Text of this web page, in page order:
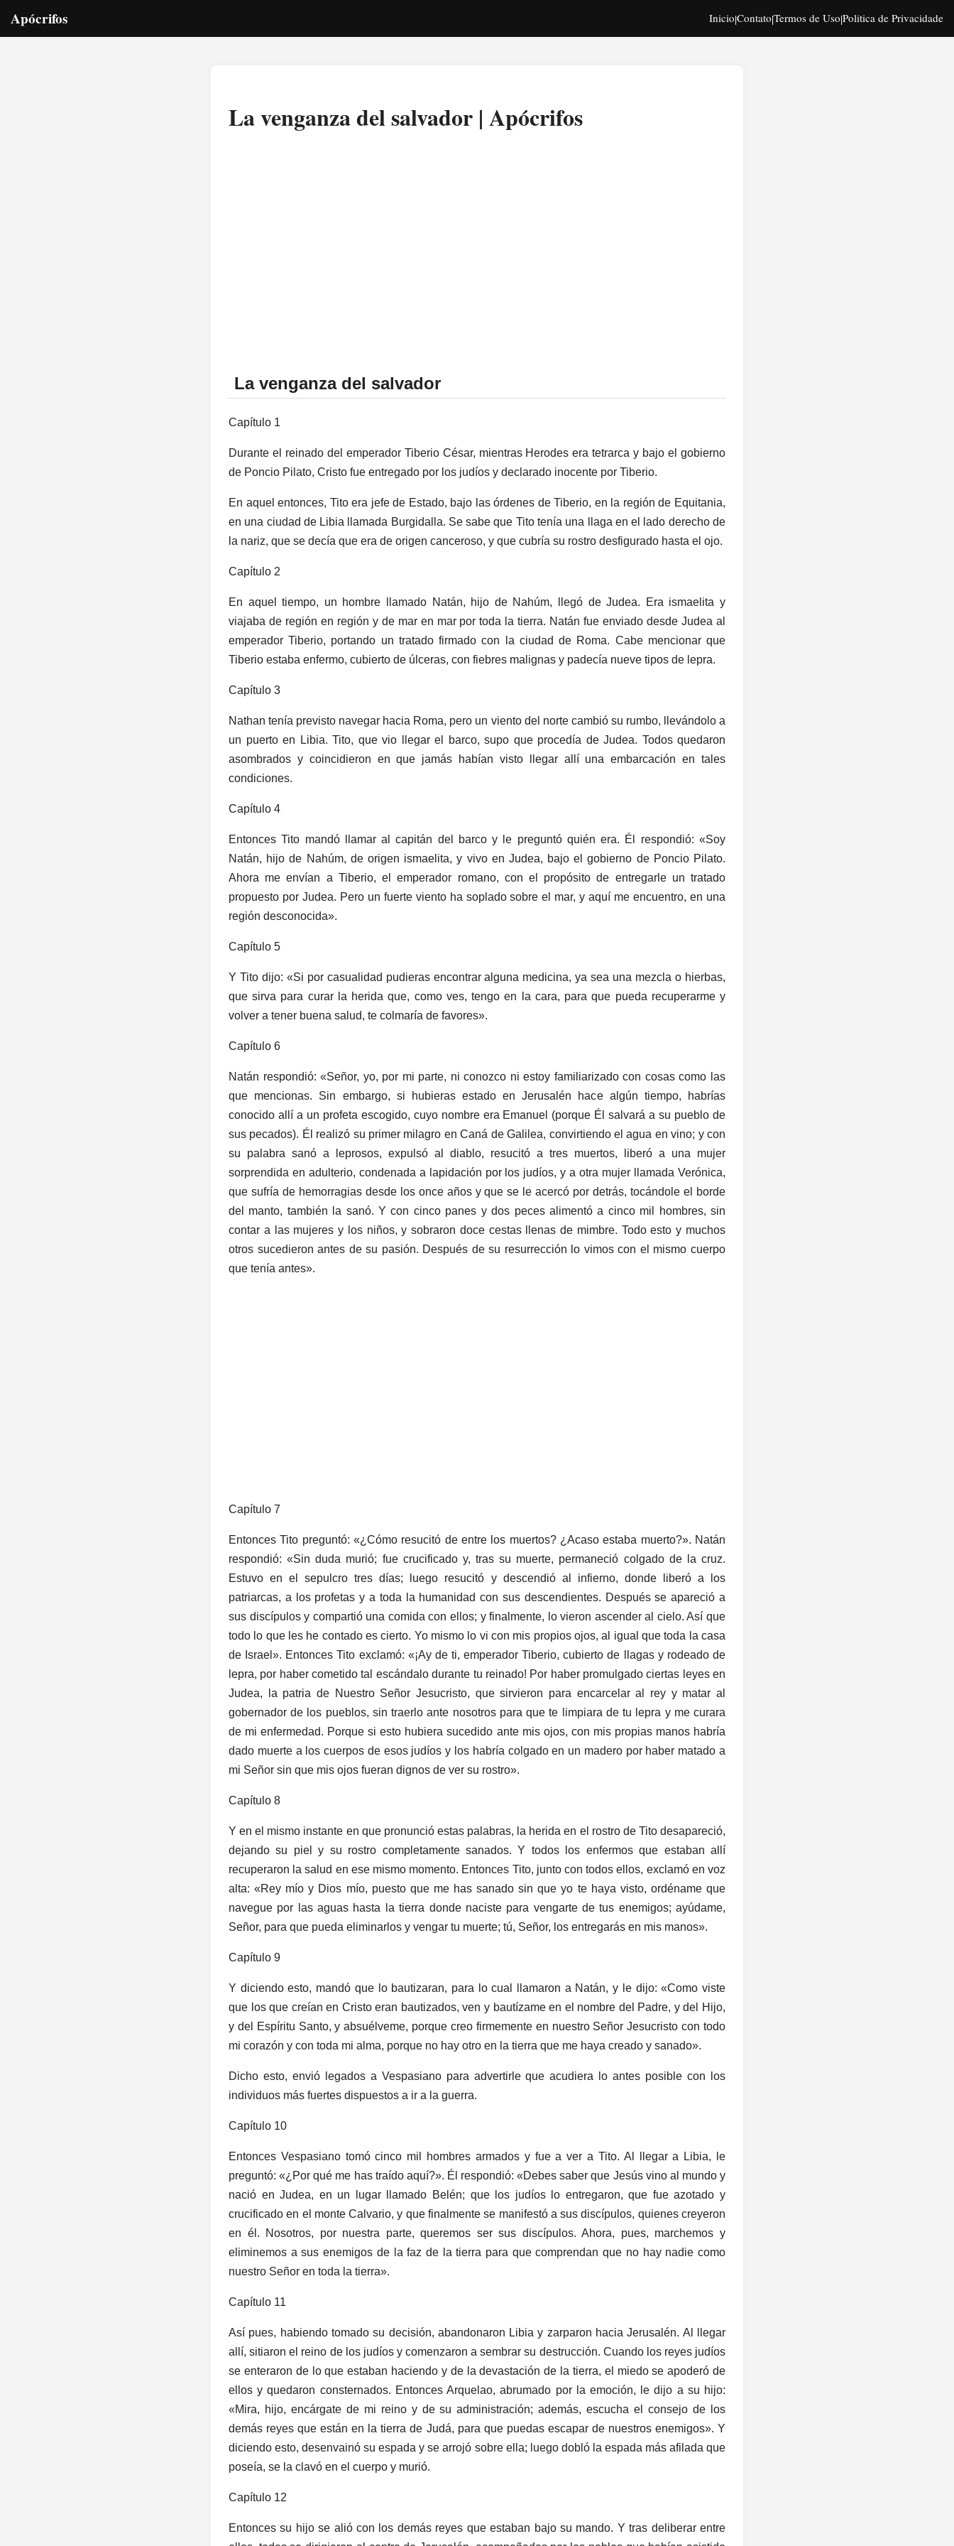
Apócrifos Inicio|Contato|Termos de Uso|Politica de Privacidade
La venganza del salvador | Apócrifos
La venganza del salvador
Capítulo 1
Durante el reinado del emperador Tiberio César, mientras Herodes era tetrarca y bajo el gobierno
de Poncio Pilato, Cristo fue entregado por los judíos y declarado inocente por Tiberio.
En aquel entonces, Tito era jefe de Estado, bajo las órdenes de Tiberio, en la región de Equitania,
en una ciudad de Libia llamada Burgidalla. Se sabe que Tito tenía una llaga en el lado derecho de
la nariz, que se decía que era de origen canceroso, y que cubría su rostro desfigurado hasta el ojo.
Capítulo 2
En aquel tiempo, un hombre llamado Natán, hijo de Nahúm, llegó de Judea. Era ismaelita y
viajaba de región en región y de mar en mar por toda la tierra. Natán fue enviado desde Judea al
emperador Tiberio, portando un tratado firmado con la ciudad de Roma. Cabe mencionar que
Tiberio estaba enfermo, cubierto de úlceras, con fiebres malignas y padecía nueve tipos de lepra.
Capítulo 3
Nathan tenía previsto navegar hacia Roma, pero un viento del norte cambió su rumbo, llevándolo a
un puerto en Libia. Tito, que vio llegar el barco, supo que procedía de Judea. Todos quedaron
asombrados y coincidieron en que jamás habían visto llegar allí una embarcación en tales
condiciones.
Capítulo 4
Entonces Tito mandó llamar al capitán del barco y le preguntó quién era. Él respondió: «Soy
Natán, hijo de Nahúm, de origen ismaelita, y vivo en Judea, bajo el gobierno de Poncio Pilato.
Ahora me envían a Tiberio, el emperador romano, con el propósito de entregarle un tratado
propuesto por Judea. Pero un fuerte viento ha soplado sobre el mar, y aquí me encuentro, en una
región desconocida».
Capítulo 5
Y Tito dijo: «Si por casualidad pudieras encontrar alguna medicina, ya sea una mezcla o hierbas,
que sirva para curar la herida que, como ves, tengo en la cara, para que pueda recuperarme y
volver a tener buena salud, te colmaría de favores».
Capítulo 6
Natán respondió: «Señor, yo, por mi parte, ni conozco ni estoy familiarizado con cosas como las
que mencionas. Sin embargo, si hubieras estado en Jerusalén hace algún tiempo, habrías
conocido allí a un profeta escogido, cuyo nombre era Emanuel (porque Él salvará a su pueblo de
sus pecados). Él realizó su primer milagro en Caná de Galilea, convirtiendo el agua en vino; y con
su palabra sanó a leprosos, expulsó al diablo, resucitó a tres muertos, liberó a una mujer
sorprendida en adulterio, condenada a lapidación por los judíos, y a otra mujer llamada Verónica,
que sufría de hemorragias desde los once años y que se le acercó por detrás, tocándole el borde
del manto, también la sanó. Y con cinco panes y dos peces alimentó a cinco mil hombres, sin
contar a las mujeres y los niños, y sobraron doce cestas llenas de mimbre. Todo esto y muchos
otros sucedieron antes de su pasión. Después de su resurrección lo vimos con el mismo cuerpo
que tenía antes».
Capítulo 7
Entonces Tito preguntó: «¿Cómo resucitó de entre los muertos? ¿Acaso estaba muerto?». Natán
respondió: «Sin duda murió; fue crucificado y, tras su muerte, permaneció colgado de la cruz.
Estuvo en el sepulcro tres días; luego resucitó y descendió al infierno, donde liberó a los
patriarcas, a los profetas y a toda la humanidad con sus descendientes. Después se apareció a
sus discípulos y compartió una comida con ellos; y finalmente, lo vieron ascender al cielo. Así que
todo lo que les he contado es cierto. Yo mismo lo vi con mis propios ojos, al igual que toda la casa
de Israel». Entonces Tito exclamó: «¡Ay de ti, emperador Tiberio, cubierto de llagas y rodeado de
lepra, por haber cometido tal escándalo durante tu reinado! Por haber promulgado ciertas leyes en
Judea, la patria de Nuestro Señor Jesucristo, que sirvieron para encarcelar al rey y matar al
gobernador de los pueblos, sin traerlo ante nosotros para que te limpiara de tu lepra y me curara
de mi enfermedad. Porque si esto hubiera sucedido ante mis ojos, con mis propias manos habría
dado muerte a los cuerpos de esos judíos y los habría colgado en un madero por haber matado a
mi Señor sin que mis ojos fueran dignos de ver su rostro».
Capítulo 8
Y en el mismo instante en que pronunció estas palabras, la herida en el rostro de Tito desapareció,
dejando su piel y su rostro completamente sanados. Y todos los enfermos que estaban allí
recuperaron la salud en ese mismo momento. Entonces Tito, junto con todos ellos, exclamó en voz
alta: «Rey mío y Dios mío, puesto que me has sanado sin que yo te haya visto, ordéname que
navegue por las aguas hasta la tierra donde naciste para vengarte de tus enemigos; ayúdame,
Señor, para que pueda eliminarlos y vengar tu muerte; tú, Señor, los entregarás en mis manos».
Capítulo 9
Y diciendo esto, mandó que lo bautizaran, para lo cual llamaron a Natán, y le dijo: «Como viste
que los que creían en Cristo eran bautizados, ven y bautízame en el nombre del Padre, y del Hijo,
y del Espíritu Santo, y absuélveme, porque creo firmemente en nuestro Señor Jesucristo con todo
mi corazón y con toda mi alma, porque no hay otro en la tierra que me haya creado y sanado».
Dicho esto, envió legados a Vespasiano para advertirle que acudiera lo antes posible con los
individuos más fuertes dispuestos a ir a la guerra.
Capítulo 10
Entonces Vespasiano tomó cinco mil hombres armados y fue a ver a Tito. Al llegar a Libia, le
preguntó: «¿Por qué me has traído aquí?». Él respondió: «Debes saber que Jesús vino al mundo y
nació en Judea, en un lugar llamado Belén; que los judíos lo entregaron, que fue azotado y
crucificado en el monte Calvario, y que finalmente se manifestó a sus discípulos, quienes creyeron
en él. Nosotros, por nuestra parte, queremos ser sus discípulos. Ahora, pues, marchemos y
eliminemos a sus enemigos de la faz de la tierra para que comprendan que no hay nadie como
nuestro Señor en toda la tierra».
Capítulo 11
Así pues, habiendo tomado su decisión, abandonaron Libia y zarparon hacia Jerusalén. Al llegar
allí, sitiaron el reino de los judíos y comenzaron a sembrar su destrucción. Cuando los reyes judíos
se enteraron de lo que estaban haciendo y de la devastación de la tierra, el miedo se apoderó de
ellos y quedaron consternados. Entonces Arquelao, abrumado por la emoción, le dijo a su hijo:
«Mira, hijo, encárgate de mi reino y de su administración; además, escucha el consejo de los
demás reyes que están en la tierra de Judá, para que puedas escapar de nuestros enemigos». Y
diciendo esto, desenvainó su espada y se arrojó sobre ella; luego dobló la espada más afilada que
poseía, se la clavó en el cuerpo y murió.
Capítulo 12
Entonces su hijo se alió con los demás reyes que estaban bajo su mando. Y tras deliberar entre